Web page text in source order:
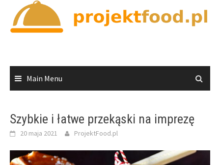
content
Main Menu
Szybkie i łatwe przekąski na imprezę
20 maja 2021 ProjektFood.pl